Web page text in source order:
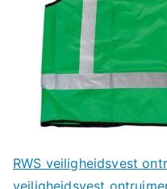
RWS veiligheidsvest
veiligheidsvest